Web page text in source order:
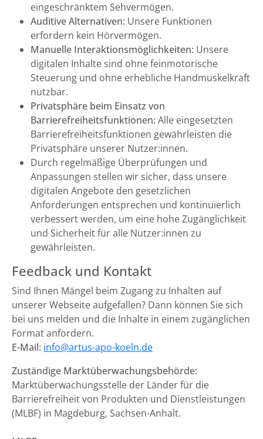
eingeschränktem Sehvermögen.
Auditive Alternativen: Unsere Funktionen
erfordern kein Hörvermögen.
Manuelle Interaktionsmöglichkeiten: Unsere
digitalen Inhalte sind ohne feinmotorische
Steuerung und ohne erhebliche Handmuskelkraft
nutzbar.
Privatsphäre beim Einsatz von
Barrierefreiheitsfunktionen: Alle eingesetzten
Barrierefreiheitsfunktionen gewährleisten die
Privatsphäre unserer Nutzer:innen.
Durch regelmäßige Überprüfungen und
Anpassungen stellen wir sicher, dass unsere
digitalen Angebote den gesetzlichen
Anforderungen entsprechen und kontinuierlich
verbessert werden, um eine hohe Zugänglichkeit
und Sicherheit für alle Nutzer:innen zu
gewährleisten.
Feedback und Kontakt
Sind Ihnen Mängel beim Zugang zu Inhalten auf
unserer Webseite aufgefallen? Dann können Sie sich
bei uns melden und die Inhalte in einem zugänglichen
Format anfordern.
E-Mail: info@artus-apo-koeln.de
Zuständige Marktüberwachungsbehörde:
Marktüberwachungsstelle der Länder für die
Barrierefreiheit von Produkten und Dienstleistungen
(MLBF) in Magdeburg, Sachsen-Anhalt.